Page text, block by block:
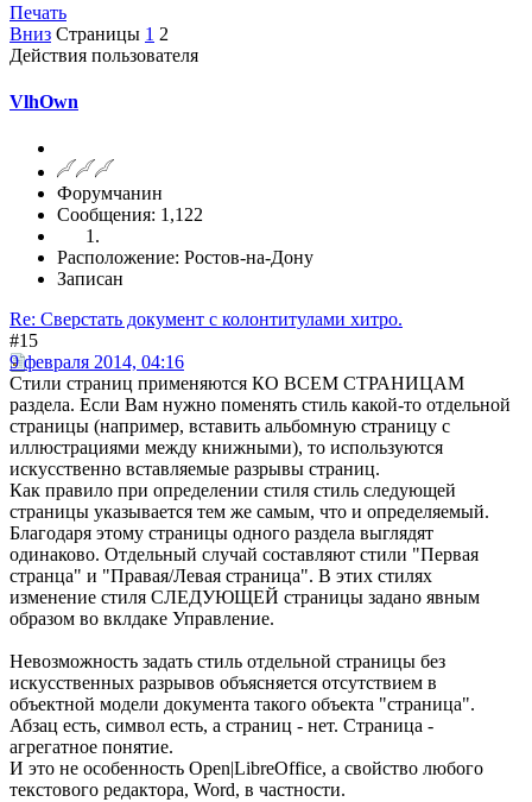
Печать
Вниз Страницы 1 2
Действия пользователя
VlhOwn
Форумчанин
Сообщения: 1,122
Расположение: Ростов-на-Дону
Записан
Re: Сверстать документ с колонтитулами хитро.
#15
9 февраля 2014, 04:16
Стили страниц применяются КО ВСЕМ СТРАНИЦАМ
раздела. Если Вам нужно поменять стиль какой-то отдельной
страницы (например, вставить альбомную страницу с
иллюстрациями между книжными), то используются
искусственно вставляемые разрывы страниц.
Как правило при определении стиля стиль следующей
страницы указывается тем же самым, что и определяемый.
Благодаря этому страницы одного раздела выглядят
одинаково. Отдельный случай составляют стили "Первая
странца" и "Правая/Левая страница". В этих стилях
изменение стиля СЛЕДУЮЩЕЙ страницы задано явным
образом во вклдаке Управление.
Невозможность задать стиль отдельной страницы без
искусственных разрывов объясняется отсутствием в
объектной модели документа такого объекта "страница".
Абзац есть, символ есть, а страниц - нет. Страница -
агрегатное понятие.
И это не особенность Open|LibreOffice, а свойство любого
текстового редактора, Word, в частности.